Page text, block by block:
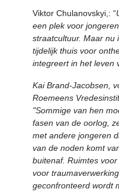
Viktor Chulanovskyi,: “
een plek voor
straatcultuur. Maar nu
tijdelijk thuis voor
integreert in het leven
Kai Brand-Jacobsen,
Roemeens
"Sommige van hen
fasen van de oorlog,
met andere jongeren
van de noden komt
buitenaf. Ruimtes
voor
geconfronteerd wordt